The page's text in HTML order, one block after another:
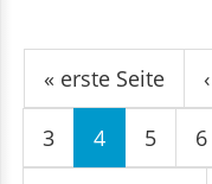
Seiten
« erste Seite
3 4 5 6